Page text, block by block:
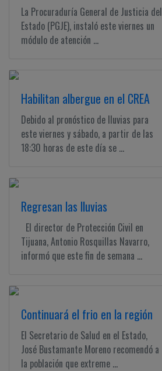
La Procuraduría General de Justicia del
Estado (PGJE), instaló este viernes un
módulo de atención ...
Habilitan albergue en el CREA
Debido al pronóstico de lluvias para
este viernes y sábado, a partir de las
18:30 horas de este día se ...
Regresan las lluvias
El director de Protección Civil en
Tijuana, Antonio Rosquillas Navarro,
informó que este fin de semana ...
Continuará el frio en la región
El Secretario de Salud en el Estado,
José Bustamante Moreno recomendó a
la población que extreme ...